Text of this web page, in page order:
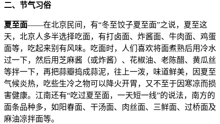
二、节气习俗
夏至面——在北京民间，有“冬至饺子夏至面”之说，夏至这
天，北京人多半选择吃面，有打卤面、炸酱面、牛肉面、鸡蛋
面等，吃起来别有风味。吃面时，人们喜欢将面煮熟后用冷水
过一下，然后用芝麻酱（或炸酱）、花椒油、老陈醋、黄瓜丝
等拌一下，再把蒜瓣捣成蒜泥，往上一泼，味道鲜美，因夏至
气候炎热，吃些生冷之物可以降火开胃，又不至于因寒凉而损
害健康。江南还有“吃过夏至面，一天短一线”的说法，南方的
面条品种多，如阳春面、干汤面、肉丝面、三鲜面、过桥面及
麻油凉拌面等。